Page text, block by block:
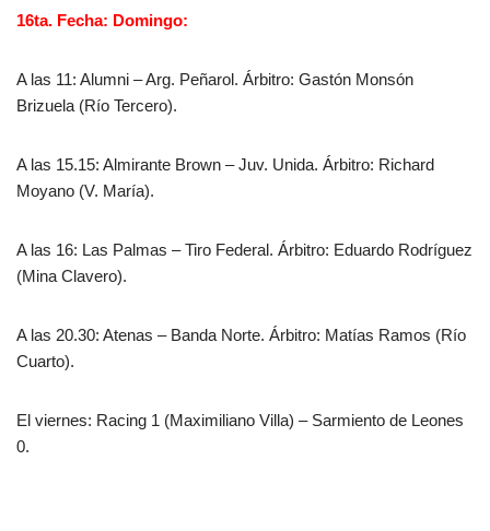
16ta. Fecha: Domingo:
A las 11: Alumni – Arg. Peñarol. Árbitro: Gastón Monsón
Brizuela (Río Tercero).
A las 15.15: Almirante Brown – Juv. Unida. Árbitro: Richard
Moyano (V. María).
A las 16: Las Palmas – Tiro Federal. Árbitro: Eduardo Rodríguez
(Mina Clavero).
A las 20.30: Atenas – Banda Norte. Árbitro: Matías Ramos (Río
Cuarto).
El viernes: Racing 1 (Maximiliano Villa) – Sarmiento de Leones
0.